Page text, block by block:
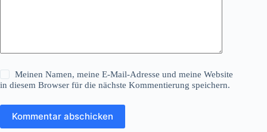
Meinen Namen, meine E-Mail-Adresse und meine Website
in diesem Browser für die nächste Kommentierung speichern.
Kommentar abschicken